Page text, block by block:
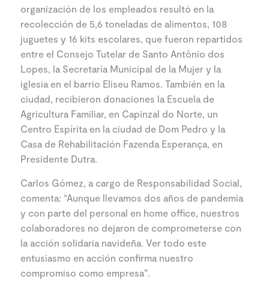
organización de los empleados resultó en la
recolección de 5,6 toneladas de alimentos, 108
juguetes y 16 kits escolares, que fueron repartidos
entre el Consejo Tutelar de Santo Antônio dos
Lopes, la Secretaría Municipal de la Mujer y la
iglesia en el barrio Eliseu Ramos. También en la
ciudad, recibieron donaciones la Escuela de
Agricultura Familiar, en Capinzal do Norte, un
Centro Espírita en la ciudad de Dom Pedro y la
Casa de Rehabilitación Fazenda Esperança, en
Presidente Dutra.
Carlos Gómez, a cargo de Responsabilidad Social,
comenta: “Aunque llevamos dos años de pandemia
y con parte del personal en home office, nuestros
colaboradores no dejaron de comprometerse con
la acción solidaria navideña. Ver todo este
entusiasmo en acción confirma nuestro
compromiso como empresa”.